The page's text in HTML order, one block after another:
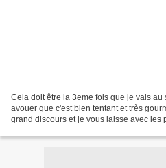
Cela doit être la 3eme fois que je vais
avouer que c'est bien tentant et très
grand discours et je vous laisse avec les